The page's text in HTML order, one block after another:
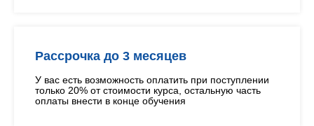
Рассрочка до 3 месяцев
У вас есть возможность оплатить при поступлении
только 20% от стоимости курса, остальную часть
оплаты внести в конце обучения